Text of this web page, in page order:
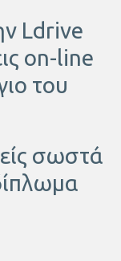
Ldrive
on-line
του
σωστά